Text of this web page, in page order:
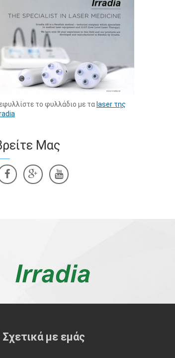
το φυλλάδιο με τα laser της
Μας
Σχετικά με εμάς